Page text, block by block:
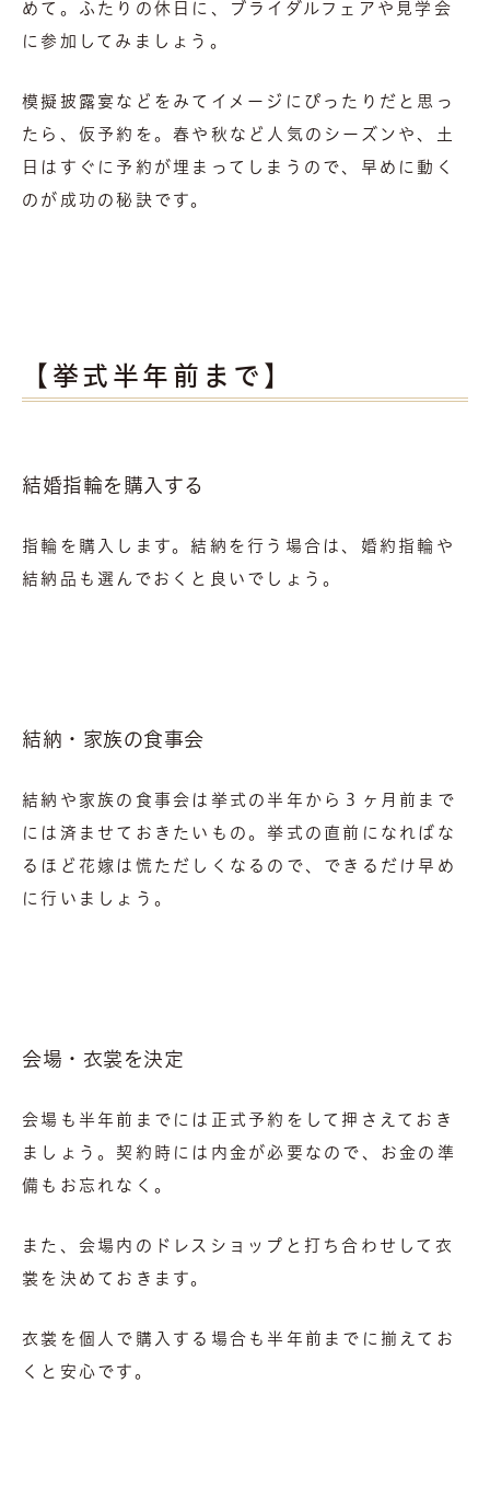
めて。ふたりの休日に、ブライダルフェアや見学会
に参加してみましょう。
模擬披露宴などをみてイメージにぴったりだと思っ
たら、仮予約を。春や秋など人気のシーズンや、土
日はすぐに予約が埋まってしまうので、早めに動く
のが成功の秘訣です。
【挙式半年前まで】
結婚指輪を購入する
指輪を購入します。結納を行う場合は、婚約指輪や
結納品も選んでおくと良いでしょう。
結納・家族の食事会
結納や家族の食事会は挙式の半年から３ヶ月前まで
には済ませておきたいもの。挙式の直前になればな
るほど花嫁は慌ただしくなるので、できるだけ早め
に行いましょう。
会場・衣裳を決定
会場も半年前までには正式予約をして押さえておき
ましょう。契約時には内金が必要なので、お金の準
備もお忘れなく。
また、会場内のドレスショップと打ち合わせして衣
裳を決めておきます。
衣裳を個人で購入する場合も半年前までに揃えてお
くと安心です。